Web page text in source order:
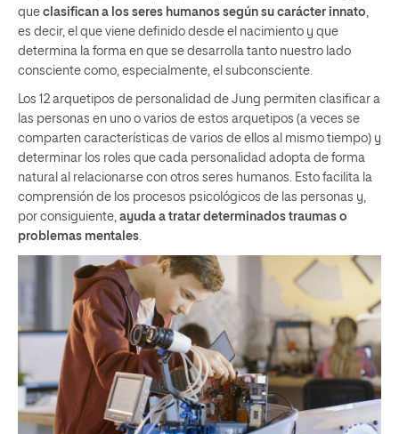
que clasifican a los seres humanos según su carácter innato
es decir, el que viene definido desde el nacimiento y que
determina la forma en que se desarrolla tanto nuestro lado
consciente como, especialmente, el subconsciente.
Los 12 arquetipos de personalidad de Jung permiten clasificar a
las personas en uno o varios de estos arquetipos (a veces se
comparten características de varios de ellos al mismo tiempo) y
determinar los roles que cada personalidad adopta de forma
natural al relacionarse con otros seres humanos. Esto facilita la
comprensión de los procesos psicológicos de las personas y,
por consiguiente, ayuda a tratar determinados traumas o
problemas mentales